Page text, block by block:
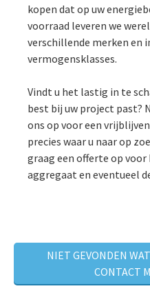
kopen dat op uw
voorraad leveren we
verschillende merken en
vermogensklasses.
Vindt u het lastig in te
best bij uw project past?
ons op voor een
precies waar u naar op
graag een offerte op
aggregaat en eventueel
NIET GEVONDEN
CONTACT